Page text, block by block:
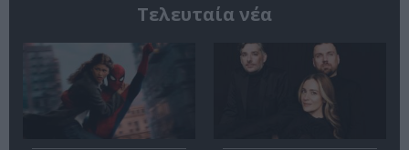
Τελευταία νέα